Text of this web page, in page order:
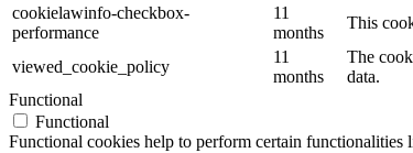
cookielawinfo-checkbox-
performance
11
months
This
viewed_cookie_policy
11
months
The
data.
Functional
Functional
Functional cookies help to perform certain functionalities